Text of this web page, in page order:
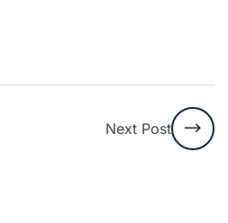
Next Post